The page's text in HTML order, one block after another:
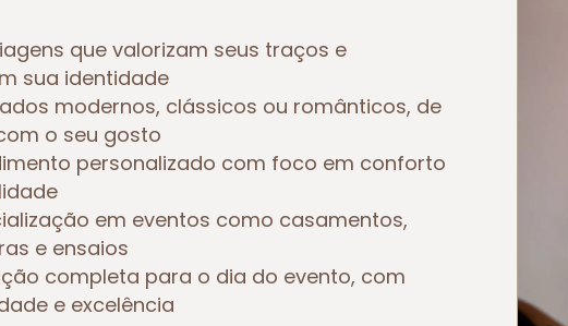
que valorizam seus traços e
sua identidade
modernos, clássicos ou românticos, de
o seu gosto
personalizado com foco em conforto
em eventos como casamentos,
e ensaios
completa para o dia do evento, com
e excelência